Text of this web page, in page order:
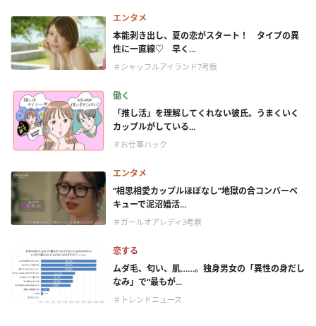
エンタメ
本能剥き出し、夏の恋がスタート！ タイプの異
性に一直線♡ 早く...
＃シャッフルアイランド7考察
働く
「推し活」を理解してくれない彼氏。うまくいく
カップルがしている...
＃お仕事ハック
エンタメ
“相思相愛カップルほぼなし”地獄の合コンバーベ
キューで泥沼婚活...
＃ガールオアレディ3考察
恋する
ムダ毛、匂い、肌……。独身男女の「異性の身だし
なみ」で“最もが...
＃トレンドニュース